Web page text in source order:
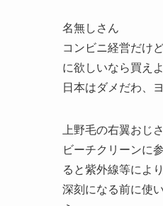
名無しさん
コンビニ経営だけ
に欲しいなら買え
日本はダメだわ、
上野毛の右翼おじ
ビーチクリーンに
ると紫外線等によ
深刻になる前に使